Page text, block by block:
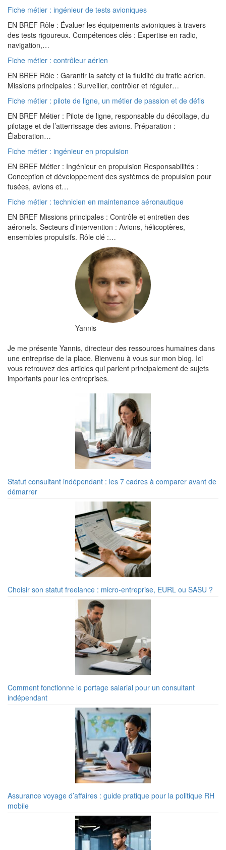
Fiche métier : ingénieur de tests avioniques
EN BREF Rôle : Évaluer les équipements avioniques à travers
des tests rigoureux. Compétences clés : Expertise en radio,
navigation,…
Fiche métier : contrôleur aérien
EN BREF Rôle : Garantir la safety et la fluidité du trafic aérien.
Missions principales : Surveiller, contrôler et réguler…
Fiche métier : pilote de ligne, un métier de passion et de défis
EN BREF Métier : Pilote de ligne, responsable du décollage, du
pilotage et de l’atterrissage des avions. Préparation :
Élaboration…
Fiche métier : ingénieur en propulsion
EN BREF Métier : Ingénieur en propulsion Responsabilités :
Conception et développement des systèmes de propulsion pour
fusées, avions et…
Fiche métier : technicien en maintenance aéronautique
EN BREF Missions principales : Contrôle et entretien des
aéronefs. Secteurs d’intervention : Avions, hélicoptères,
ensembles propulsifs. Rôle clé :…
Yannis
Je me présente Yannis, directeur des ressources humaines dans
une entreprise de la place. Bienvenu à vous sur mon blog. Ici
vous retrouvez des articles qui parlent principalement de sujets
importants pour les entreprises.
Statut consultant indépendant : les 7 cadres à comparer avant de
démarrer
Choisir son statut freelance : micro-entreprise, EURL ou SASU ?
Comment fonctionne le portage salarial pour un consultant
indépendant
Assurance voyage d’affaires : guide pratique pour la politique RH
mobile